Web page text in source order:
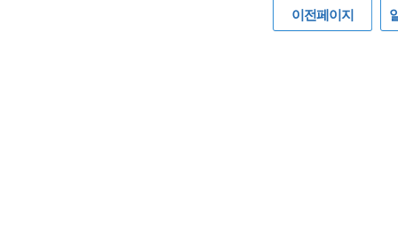
이전페이지